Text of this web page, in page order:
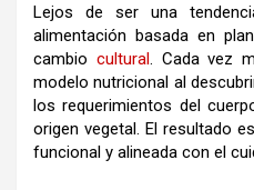
Lejos de ser una
alimentación basada en
cambio cultural. Cada vez
modelo nutricional al
los requerimientos del
origen vegetal. El resultado
funcional y alineada con el